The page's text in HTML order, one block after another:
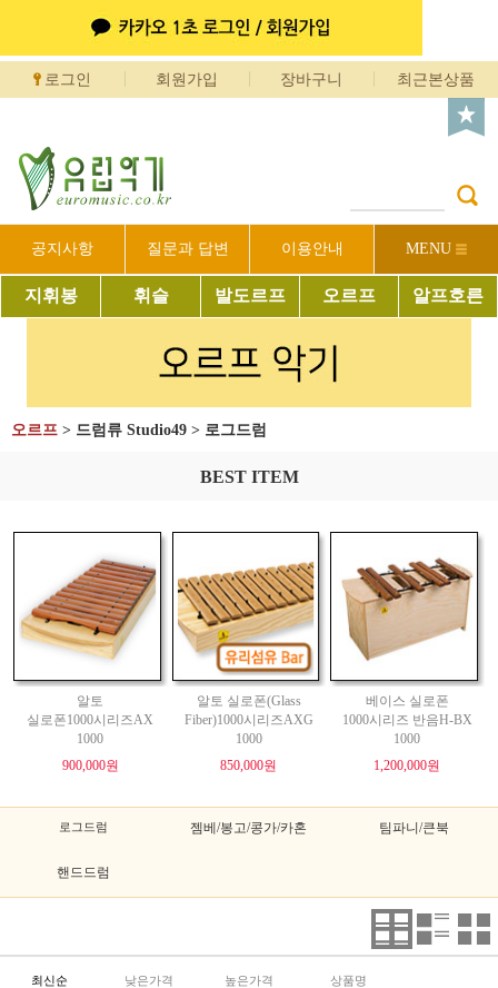
로그인 회원가입 장바구니 최근본상품
공지사항 질문과 답변 이용안내 MENU
지휘봉 휘슬 발도르프 오르프 알프호른
오르프 > 드럼류 Studio49 > 로그드럼
BEST ITEM
알토
실로폰1000시리즈AX
1000
900,000원
알토 실로폰(Glass
Fiber)1000시리즈AXG
1000
850,000원
베이스 실로폰
1000시리즈 반음H-BX
1000
1,200,000원
로그드럼 젬베/봉고/콩가/카혼 팀파니/큰북
핸드드럼
최신순 낮은가격 높은가격 상품명